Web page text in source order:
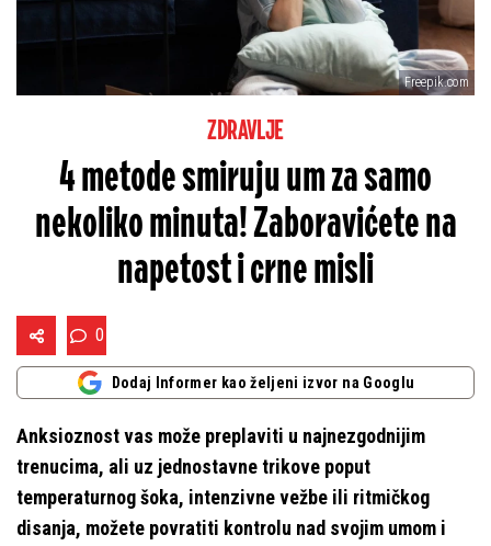
Freepik.com
ZDRAVLJE
4 metode smiruju um za samo
nekoliko minuta! Zaboravićete na
napetost i crne misli
0
Dodaj Informer kao željeni izvor na Googlu
Anksioznost vas može preplaviti u najnezgodnijim
trenucima, ali uz jednostavne trikove poput
temperaturnog šoka, intenzivne vežbe ili ritmičkog
disanja, možete povratiti kontrolu nad svojim umom i